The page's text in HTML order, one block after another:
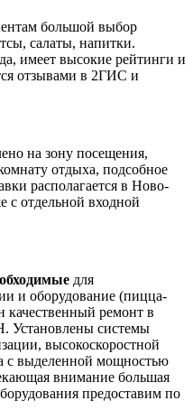
большой выбор
салаты, напитки.
имеет высокие рейтинги и
отзывами в 2ГИС и
на зону посещения,
отдыха, подсобное
располагается в Ново-
с отдельной входной
для
и оборудование (пицца-
качественный ремонт в
Установлены системы
высокоскоростной
с выделенной мощностью
внимание большая
предоставим по